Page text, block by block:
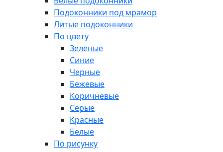
Подоконники под мрамор
Литые подоконники
По цвету
Зеленые
Синие
Черные
Бежевые
Коричневые
Серые
Красные
Белые
По рисунку